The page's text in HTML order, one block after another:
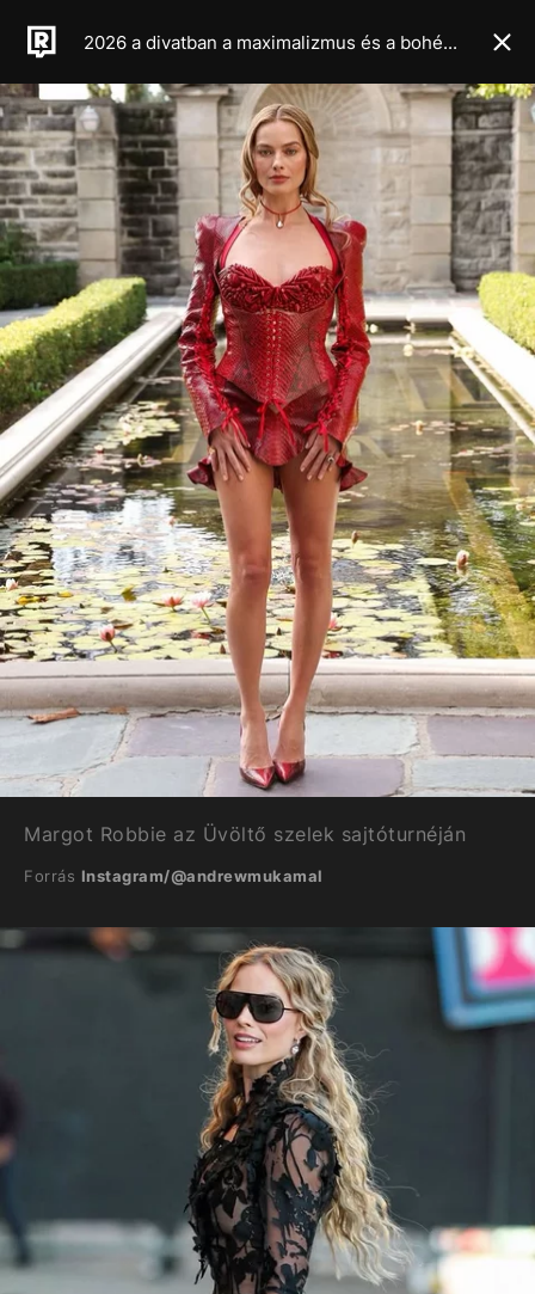
2026 a divatban a maximalizmus és a bohém élet éve lesz, legalábbis a legújabb haute couture kollekciók alapján
Margot Robbie az Üvöltő szelek sajtóturnéján
Forrás Instagram/@andrewmukamal